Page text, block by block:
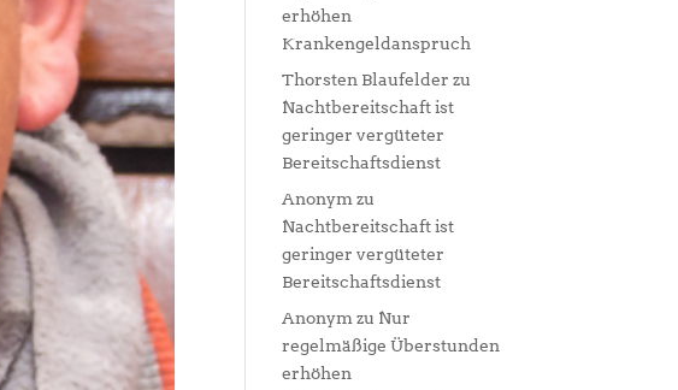
erhöhen
Krankengeldanspruch
Thorsten Blaufelder zu
Nachtbereitschaft ist
geringer vergüteter
Bereitschaftsdienst
Anonym zu
Nachtbereitschaft ist
geringer vergüteter
Bereitschaftsdienst
Anonym zu Nur
regelmäßige Überstunden
erhöhen